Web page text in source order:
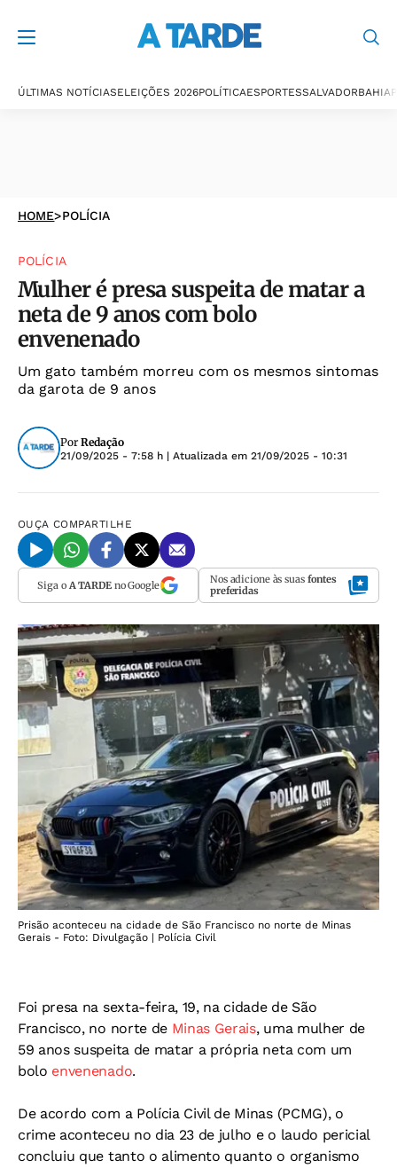
ÚLTIMAS NOTÍCIASELEIÇÕES 2026POLÍTICAESPORTESSALVADORBAHIA
HOME>POLÍCIA
POLÍCIA
Mulher é presa suspeita de matar a
neta de 9 anos com bolo
envenenado
Um gato também morreu com os mesmos sintomas
da garota de 9 anos
Por Redação
21/09/2025 - 7:58 h | Atualizada em 21/09/2025 - 10:31
OUÇA COMPARTILHE
Siga o A TARDEno Google Nos adicione às suas fontes
preferidas
Prisão aconteceu na cidade de São Francisco no norte de Minas
Gerais - Foto: Divulgação | Polícia Civil
Foi presa na sexta-feira, 19, na cidade de São
Francisco, no norte de Minas Gerais, uma mulher de
59 anos suspeita de matar a própria neta com um
bolo envenenado.
De acordo com a Polícia Civil de Minas (PCMG), o
crime aconteceu no dia 23 de julho e o laudo pericial
concluiu que tanto o alimento quanto o organismo